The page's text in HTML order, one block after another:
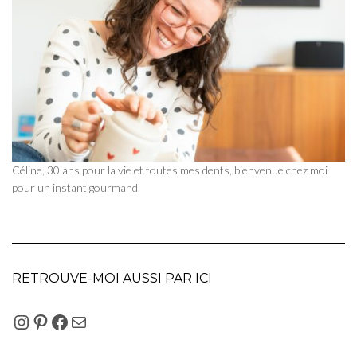
Céline, 30 ans pour la vie et toutes mes dents, bienvenue chez moi
pour un instant gourmand.
RETROUVE-MOI AUSSI PAR ICI
INSTAGRAM
PINTEREST
FACEBOOK
E-MAIL